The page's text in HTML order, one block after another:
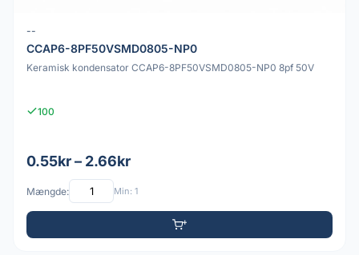
--
CCAP6-8PF50VSMD0805-NP0
Keramisk kondensator CCAP6-8PF50VSMD0805-NP0 8pf 50V
100
0.55kr – 2.66kr
Mængde: Min: 1